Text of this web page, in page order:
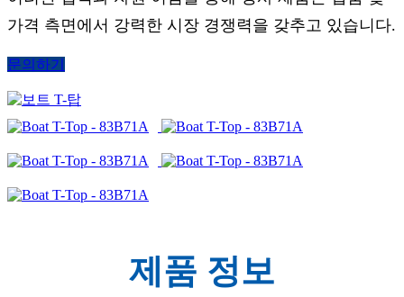
가격 측면에서 강력한 시장 경쟁력을 갖추고 있습니다.
문의하기
제품 정보